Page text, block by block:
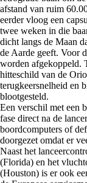
afstand van ruim
eerder vloog een
twee weken in die
dicht langs de Maan
de Aarde geeft. Voor
worden afgekoppeld.
hitteschild van de
terugkeersnelheid en
blootgesteld.
Een verschil met een
fase direct na de
boordcomputers of
doorgezet omdat er
Naast het
(Florida) en het
(Houston) is er ook